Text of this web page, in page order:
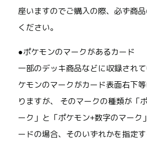
座いますのでご購入の際、必ず商
ください。
●ポケモンのマークがあるカード
一部のデッキ商品などに収録され
ケモンのマークがカード表面右下
りますが、 そのマークの種類が「
ーク」と「ポケモン+数字のマーク
ードの場合、そのいずれかを指定